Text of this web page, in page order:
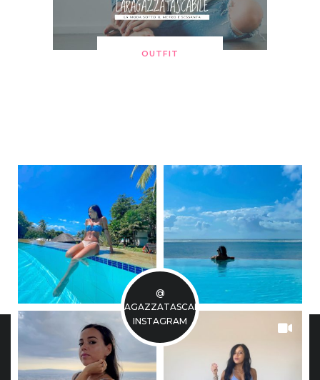
OUTFIT
@
LARAGAZZATASCABILE
INSTAGRAM